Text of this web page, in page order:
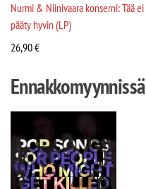
Nurmi & Niinivaara konserni: Tää ei
pääty hyvin (LP)
26,90€
Ennakkomyynnissä